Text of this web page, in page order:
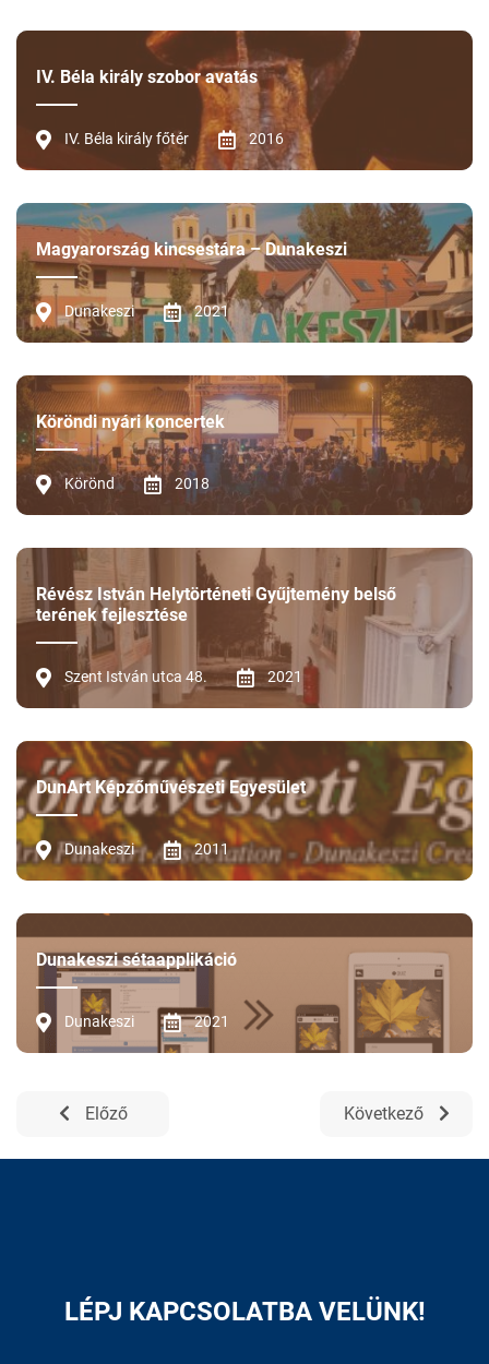
IV. Béla király szobor avatás
IV. Béla király főtér 2016
Magyarország kincsestára – Dunakeszi
Dunakeszi 2021
Köröndi nyári koncertek
Körönd 2018
Révész István Helytörténeti Gyűjtemény belső
terének fejlesztése
Szent István utca 48. 2021
DunArt Képzőművészeti Egyesület
Dunakeszi 2011
Dunakeszi sétaapplikáció
Dunakeszi 2021
Előző Következő
LÉPJ KAPCSOLATBA VELÜNK!